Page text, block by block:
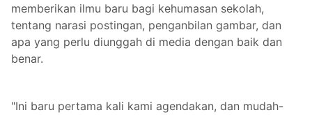
memberikan ilmu baru bagi kehumasan sekolah,
tentang narasi postingan, penganbilan gambar, dan
apa yang perlu diunggah di media dengan baik dan
benar.
"Ini baru pertama kali kami agendakan, dan mudah-